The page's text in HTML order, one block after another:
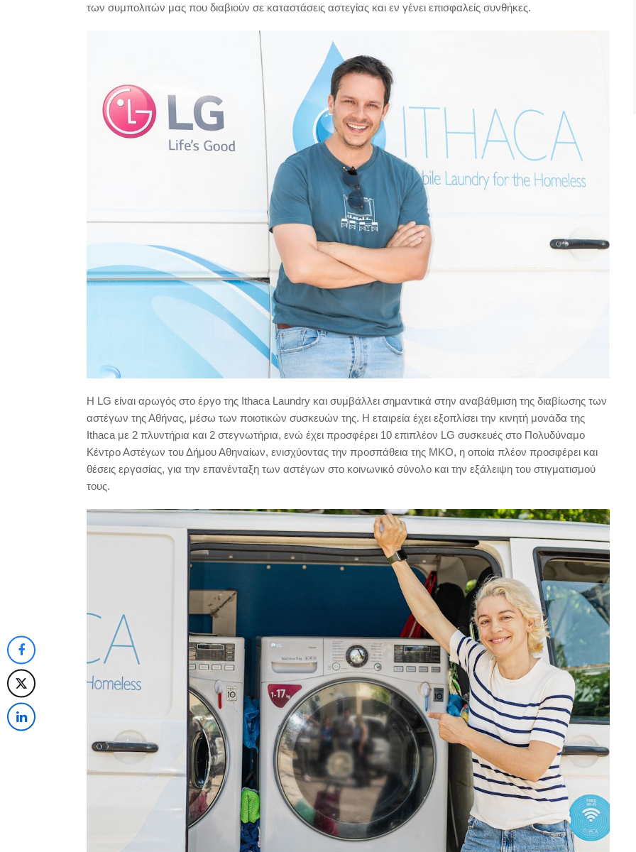
των συμπολιτών μας που διαβιούν σε καταστάσεις αστεγίας και εν γένει επισφαλείς συνθήκες.
Η LG είναι αρωγός στο έργο της Ithaca Laundry και συμβάλλει σημαντικά στην αναβάθμιση της διαβίωσης των
αστέγων της Αθήνας, μέσω των ποιοτικών συσκευών της. Η εταιρεία έχει εξοπλίσει την κινητή μονάδα της
Ithaca με 2 πλυντήρια και 2 στεγνωτήρια, ενώ έχει προσφέρει 10 επιπλέον LG συσκευές στο Πολυδύναμο
Κέντρο Αστέγων του Δήμου Αθηναίων, ενισχύοντας την προσπάθεια της ΜΚΟ, η οποία πλέον προσφέρει και
θέσεις εργασίας, για την επανένταξη των αστέγων στο κοινωνικό σύνολο και την εξάλειψη του στιγματισμού
τους.